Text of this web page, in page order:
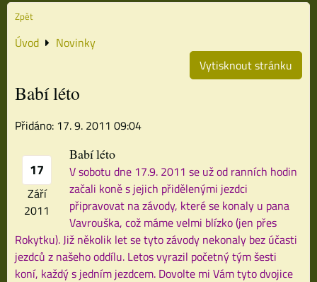
Zpět
Úvod
Novinky
Vytisknout stránku
Babí léto
Přidáno: 17. 9. 2011 09:04
17
Září
2011
Babí léto
V sobotu dne 17.9. 2011 se už od ranních hodin
začali koně s jejich přidělenými jezdci
připravovat na závody, které se konaly u pana
Vavrouška, což máme velmi blízko (jen přes
Rokytku). Již několik let se tyto závody nekonaly bez účasti
jezdců z našeho oddílu. Letos vyrazil početný tým šesti
koní, každý s jedním jezdcem. Dovolte mi Vám tyto dvojice